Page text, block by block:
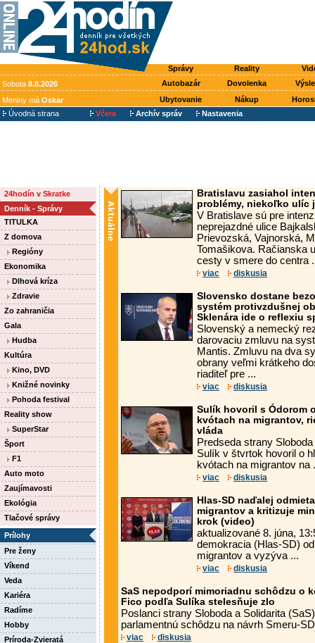
Správy Reality
Sobota 8.8.2026 Autobazár Dovolenka
Meniny má Oskar Ubytovanie Nákup
Úvodná strana
Včera Archív správ Nastavenia
24hodín v Skratke
Denník - Správy
TITULKA
Z domova
Regióny
Ekonomika
Dlhová kríza
Zdravie
Zo zahraničia
Gala
Hudba
Kultúra
Kino, DVD
Knižné novinky
Pohoda festival
Reality show
SuperStar
Šport
F1
Auto moto
Zaujímavosti
Ekológia
Tlačové správy
Prílohy
Pre ženy
Víkend
Veda
Kariéra
Radíme
Hobby
Príroda-Zvieratá
Bratislavu zasiahol
problémy, niekoľko ulíc
V Bratislave sú pre
neprejazdné ulice
Prievozská, Vajnorská,
Tomašikova. Račianska
cesty v smere do centra
viac diskusia
Slovensko dostane
systém protivzdušnej
Sklenára ide o reflexiu
Slovenský a nemecký
darovaciu zmluvu na
Mantis. Zmluvu na dva
obrany veľmi krátkeho
riaditeľ pre ...
viac diskusia
Sulík hovoril s Ódorom
kvótach na migrantov,
vláda
Predseda strany
Sulík v štvrtok hovoril o
kvótach na migrantov na
viac diskusia
Hlas-SD naďalej
migrantov a kritizuje
krok (video)
aktualizované 8. júna,
demokracia (Hlas-SD)
migrantov a vyzýva ...
viac diskusia
SaS nepodporí mimoriadnu schôdzu o
Fico podľa Sulíka stelesňuje zlo
Poslanci strany Sloboda a Solidarita
parlamentnú schôdzu na návrh Smeru-
viac diskusia